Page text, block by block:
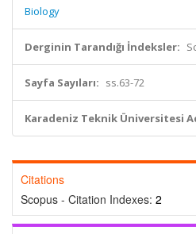
Biology
Derginin Tarandığı İndeksler:
Sayfa Sayıları: ss.63-72
Karadeniz Teknik Üniversitesi
Citations
Scopus - Citation Indexes: 2